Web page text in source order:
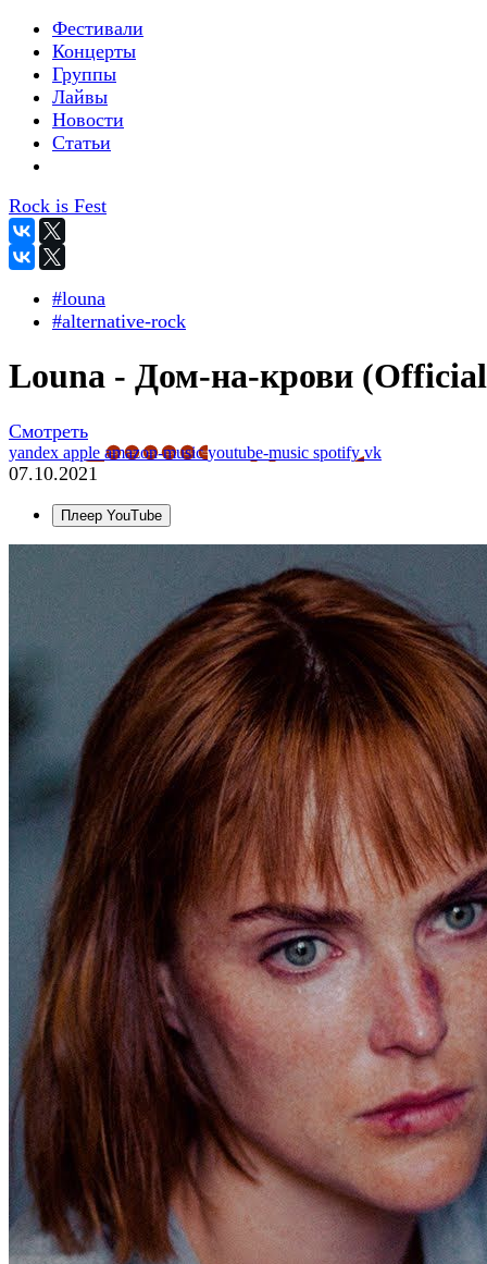
Фестивали
Концерты
Группы
Лайвы
Новости
Статьи
Rock is Fest
#louna
#alternative-rock
Louna - Дом-на-крови
Смотреть
yandex apple amazon-musicyoutube-music spotifyvk
07.10.2021
Плеер YouTube